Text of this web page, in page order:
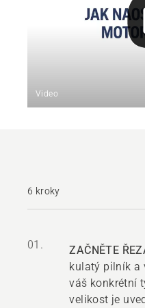
Video
6 kroky
01. ZAČNĚTE
kulatý pilník a
váš konkrétní
velikost je